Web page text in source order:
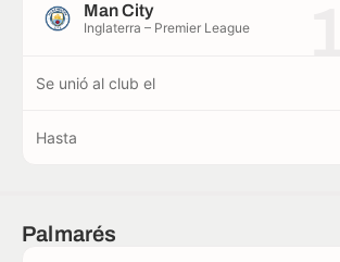
Man City
Inglaterra – Premier League
Se unió al club el
Hasta
Palmarés